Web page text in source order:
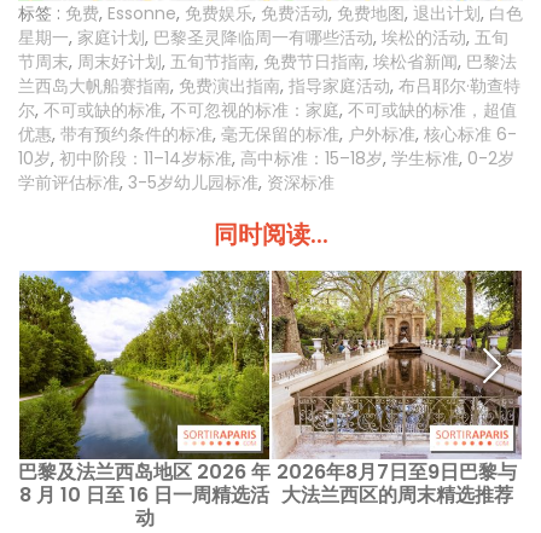
标签 : 免费, Essonne, 免费娱乐, 免费活动, 免费地图, 退出计划, 白色
星期一, 家庭计划, 巴黎圣灵降临周一有哪些活动, 埃松的活动, 五旬
节周末, 周末好计划, 五旬节指南, 免费节日指南, 埃松省新闻, 巴黎法
兰西岛大帆船赛指南, 免费演出指南, 指导家庭活动, 布吕耶尔·勒查特
尔, 不可或缺的标准, 不可忽视的标准：家庭, 不可或缺的标准，超值
优惠, 带有预约条件的标准, 毫无保留的标准, 户外标准, 核心标准 6-
10岁, 初中阶段：11–14岁标准, 高中标准：15–18岁, 学生标准, 0-2岁
学前评估标准, 3-5岁幼儿园标准, 资深标准
同时阅读...
巴黎及法兰西岛地区 2026 年
8 月 10 日至 16 日一周精选活
动
2026年8月7日至9日巴黎与
大法兰西区的周末精选推荐